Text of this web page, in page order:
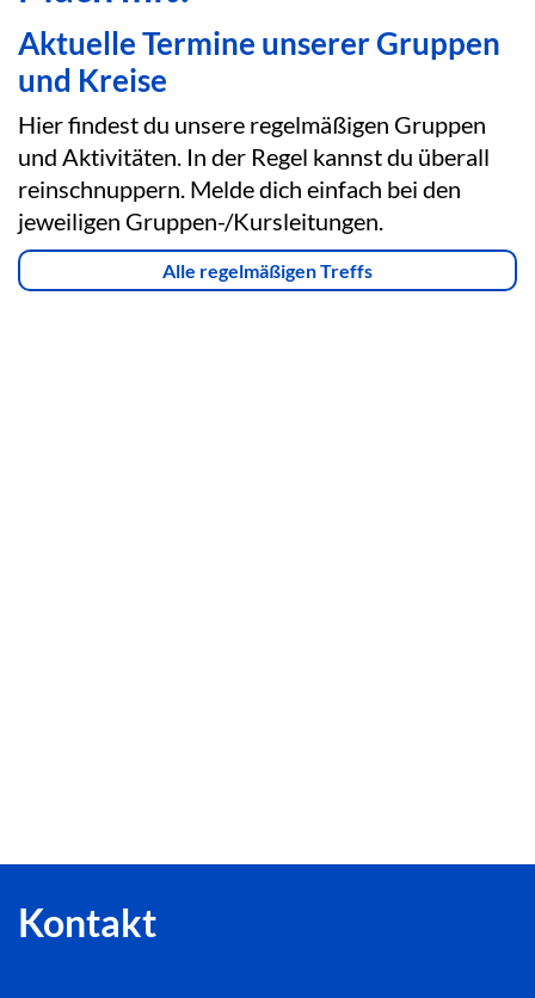
Aktuelle Termine unserer Gruppen
und Kreise
Hier findest du unsere regelmäßigen Gruppen
und Aktivitäten. In der Regel kannst du überall
reinschnuppern. Melde dich einfach bei den
jeweiligen Gruppen-/Kursleitungen.
Alle regelmäßigen Treffs
Kontakt